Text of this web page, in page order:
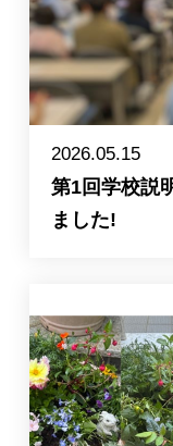
2026.05.15
第1回学校説
ました!